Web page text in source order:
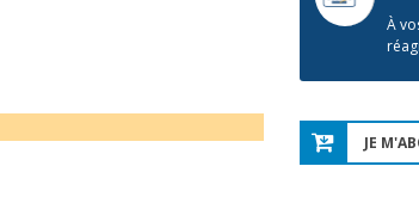
À
JE